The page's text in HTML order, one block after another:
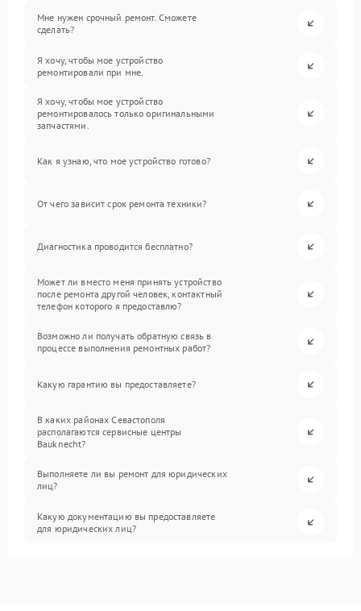
Мне нужен срочный ремонт. Сможете
сделать?
Я хочу, чтобы мое устройство
ремонтировали при мне.
Я хочу, чтобы мое устройство
ремонтировалось только оригинальными
запчастями.
Как я узнаю, что мое устройство готово?
От чего зависит срок ремонта техники?
Диагностика проводится бесплатно?
Может ли вместо меня принять устройство
после ремонта другой человек, контактный
телефон которого я предоставлю?
Возможно ли получать обратную связь в
процессе выполнения ремонтных работ?
Какую гарантию вы предоставляете?
В каких районах Севастополя
располагаются сервисные центры
Bauknecht?
Выполняете ли вы ремонт для юридических
лиц?
Какую документацию вы предоставляете
для юридических лиц?